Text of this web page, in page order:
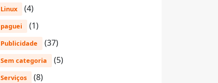
Linux (4)
paguei (1)
Publicidade (37)
Sem categoria (5)
Serviços (8)